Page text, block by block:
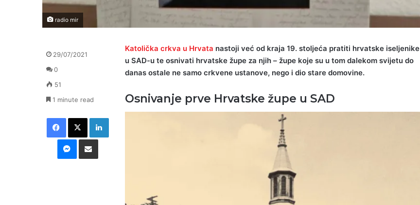
radio mir
Katolička crkva u Hrvata nastoji već od kraja 19. stoljeća pratiti hrvatske iseljenike
u SAD-u te osnivati hrvatske župe za njih – župe koje su u tom dalekom svijetu do
danas ostale ne samo crkvene ustanove, nego i dio stare domovine.
Osnivanje prve Hrvatske župe u SAD
29/07/2021
0
51
1 minute read
Facebook
X LinkedIn
Messenger
Podijeli putem E-maila